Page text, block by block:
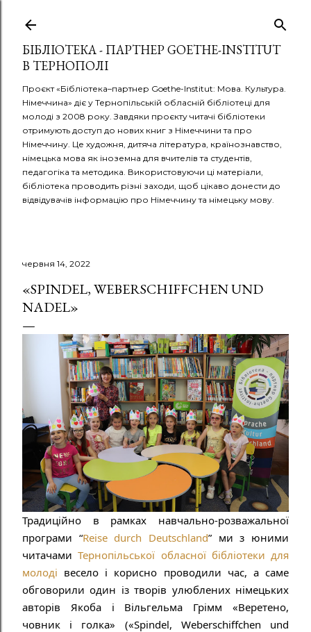
БІБЛІОТЕКА - ПАРТНЕР GOETHE-INSTITUT
В ТЕРНОПОЛІ
Проєкт «Бібліотека–партнер Goethe-Institut: Мова. Культура.
Німеччина» діє у Тернопільській обласній бібліотеці для
молоді з 2008 року. Завдяки проєкту читачі бібліотеки
отримують доступ до нових книг з Німеччини та про
Німеччину. Це художня, дитяча література, країнознавство,
німецька мова як іноземна для вчителів та студентів,
педагогіка та методика. Використовуючи ці матеріали,
бібліотека проводить різні заходи, щоб цікаво донести до
відвідувачів інформацію про Німеччину та німецьку мову.
червня 14, 2022
«SPINDEL, WEBERSCHIFFCHEN UND
NADEL»
Традиційно в рамках навчально-розважальної
програми “Reise durch Deutschland” ми з юними
читачами Тернопільської обласної бібліотеки для
молоді весело і корисно проводили час, а саме
обговорили один із творів улюблених німецьких
авторів Якоба і Вільгельма Грімм «Веретено,
човник і голка» («Spindel, Weberschiffchen und